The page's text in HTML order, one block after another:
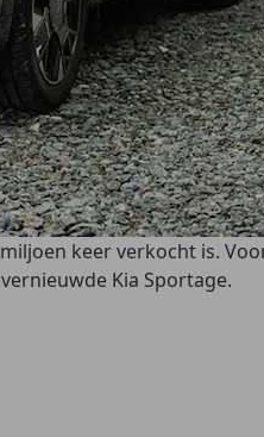
keer verkocht is.
Kia Sportage.